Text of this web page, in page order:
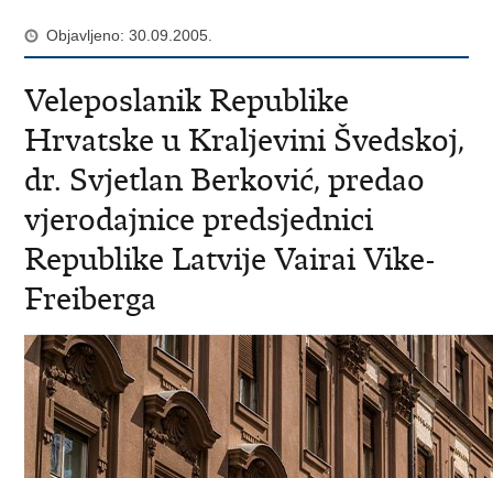
Objavljeno: 30.09.2005.
Veleposlanik Republike
Hrvatske u Kraljevini Švedskoj,
dr. Svjetlan Berković, predao
vjerodajnice predsjednici
Republike Latvije Vairai Vike-
Freiberga